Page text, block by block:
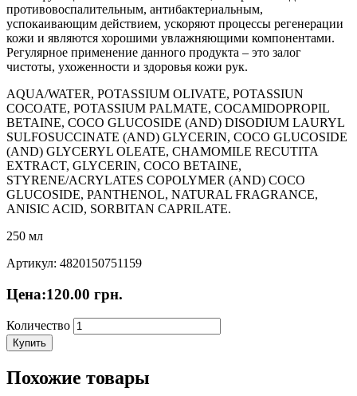
противовоспалительным, антибактериальным,
успокаивающим действием, ускоряют процессы регенерации
кожи и являются хорошими увлажняющими компонентами.
Регулярное применение данного продукта – это залог
чистоты, ухоженности и здоровья кожи рук.
AQUA/WATER, POTASSIUM OLIVATE, POTASSIUN
COCOATE, POTASSIUM PALMATE, СОCAMIDOPROPIL
BETAINE, COCO GLUCOSIDE (AND) DISODIUM LAURYL
SULFOSUCCINATE (AND) GLYCERIN, COCO GLUCOSIDE
(AND) GLYCERYL OLEATE, CHAMOMILE RECUTITA
EXTRACT, GLYCERIN, COCO BETAINE,
STYRENE/ACRYLATES COPOLYMER (AND) COCO
GLUCOSIDE, PANTHENOL, NATURAL FRAGRANCE,
ANISIC ACID, SORBITAN CAPRILATE.
250 мл
Артикул: 4820150751159
Цена:120.00 грн.
Количество
Купить
Похожие товары